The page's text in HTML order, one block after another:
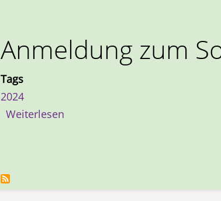
Anmeldung zum
Tags
2024
Weiterlesen